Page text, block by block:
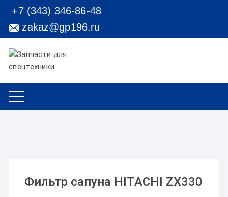
Перейти к содержимому
+7 (343) 346-86-48
zakaz@gp196.ru
Фильтр сапуна HITACHI ZX330